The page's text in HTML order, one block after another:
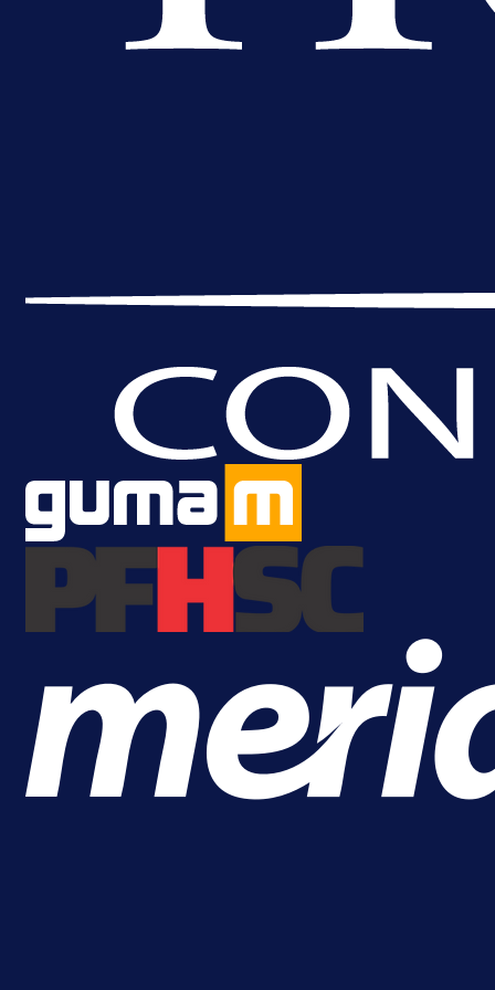
Premijer liga BiH
Željo uprkos svim problemima
krenuo pobjedom: Plavi slavili na
Grbavici!
Više vijesti